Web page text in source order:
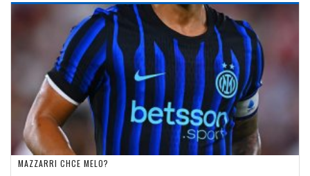
MAZZARRI CHCE MELO?